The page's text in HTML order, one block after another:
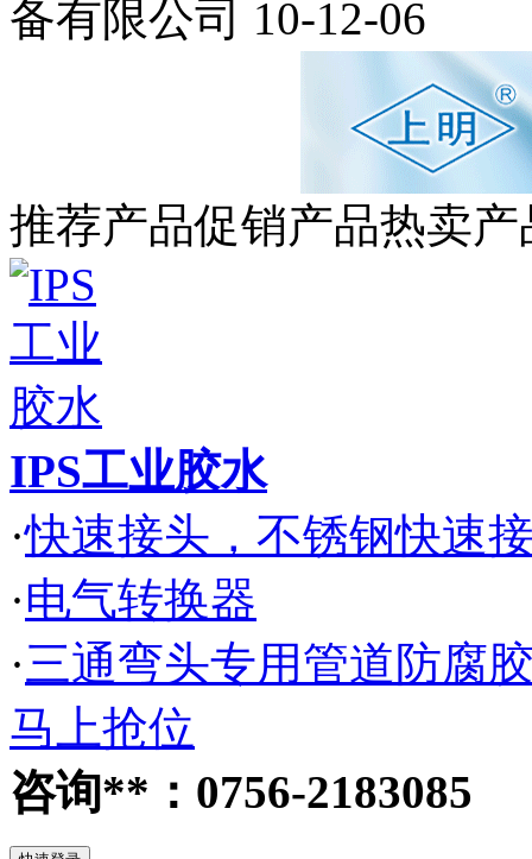
备有限公司 10-12-06
推荐产品促销产品热卖产
IPS工业胶水
·快速接头，不锈钢快速
·电气转换器
·三通弯头专用管道防腐
马上抢位
咨询**：0756-2183085